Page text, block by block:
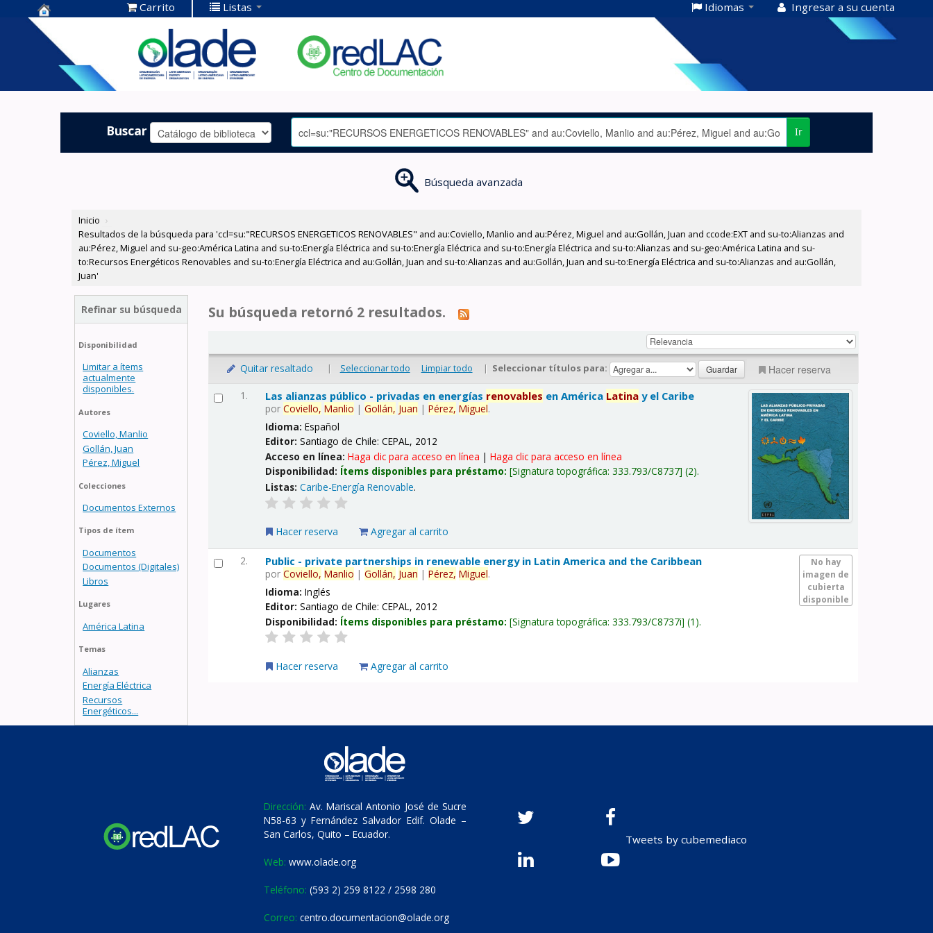
Centro de
Documentación
OLADE -
Carrito Listas Idiomas Ingresar a su cuenta
Buscar Ir
Búsqueda avanzada
Inicio ›
Resultados de la búsqueda para 'ccl=su:"RECURSOS ENERGETICOS RENOVABLES" and au:Coviello, Manlio and au:Pérez, Miguel and au:Gollán, Juan and ccode:EXT and su-to:Alianzas and
au:Pérez, Miguel and su-geo:América Latina and su-to:Energía Eléctrica and su-to:Energía Eléctrica and su-to:Energía Eléctrica and su-to:Alianzas and su-geo:América Latina and su-
to:Recursos Energéticos Renovables and su-to:Energía Eléctrica and au:Gollán, Juan and su-to:Alianzas and au:Gollán, Juan and su-to:Energía Eléctrica and su-to:Alianzas and au:Gollán,
Juan'
Refinar su búsqueda
Disponibilidad
Limitar a ítems
actualmente
disponibles.
Autores
Coviello, Manlio
Gollán, Juan
Pérez, Miguel
Colecciones
Documentos Externos
Tipos de ítem
Documentos
Documentos (Digitales)
Libros
Lugares
América Latina
Temas
Alianzas
Energía Eléctrica
Recursos
Energéticos...
Su búsqueda retornó 2 resultados.
Quitar resaltado | Seleccionar todo Limpiar todo | Seleccionar títulos para: Hacer reserva
1. Las alianzas público - privadas en energías renovables en América Latina y el Caribe
porCoviello, Manlio |Gollán, Juan |Pérez, Miguel.
Idioma:Español
Editor:Santiago de Chile: CEPAL, 2012
Acceso en línea:Haga clic para acceso en línea |Haga clic para acceso en línea
Disponibilidad: Ítems disponibles para préstamo: Signatura topográfica:333.793/C8737 (2).
Listas: Caribe-Energía Renovable.
Hacer reserva Agregar al carrito
2.
No hay
imagen de
cubierta
disponible
Public - private partnerships in renewable energy in Latin America and the Caribbean
porCoviello, Manlio |Gollán, Juan |Pérez, Miguel.
Idioma:Inglés
Editor:Santiago de Chile: CEPAL, 2012
Disponibilidad: Ítems disponibles para préstamo: Signatura topográfica:333.793/C8737i (1).
Hacer reserva Agregar al carrito
Dirección: Av. Mariscal Antonio José de Sucre
N58-63 y Fernández Salvador Edif. Olade –
San Carlos, Quito – Ecuador.
Web: www.olade.org
Teléfono: (593 2) 259 8122 / 2598 280
Correo: centro.documentacion@olade.org
Tweets by cubemediaco